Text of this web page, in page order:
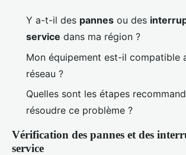
Y a-t-il des pannes ou des
service dans ma région ?
Mon équipement est-il compatible
réseau ?
Quelles sont les étapes
résoudre ce problème ?
Vérification des pannes et des
service